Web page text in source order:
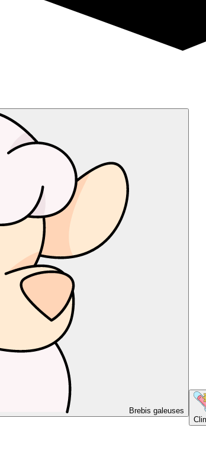
Brebis galeuses